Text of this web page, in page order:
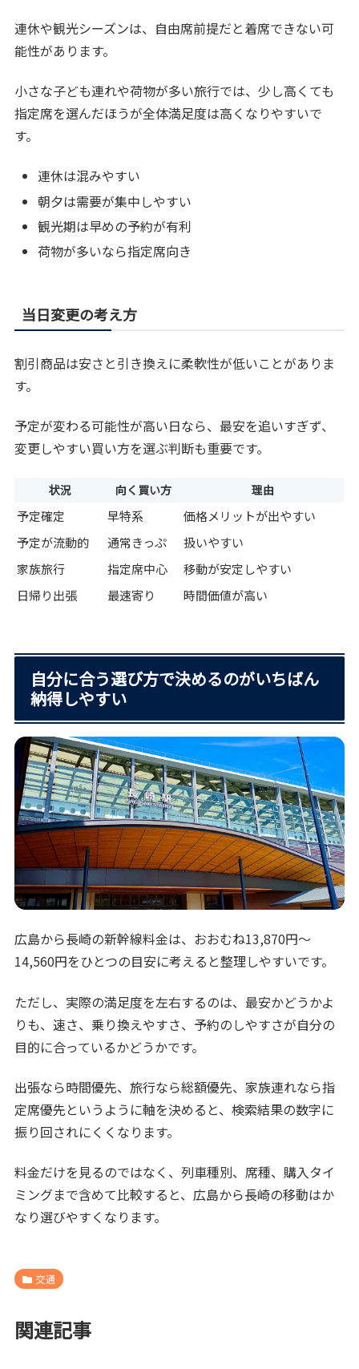
連休や観光シーズンは、自由席前提だと着席できない可
能性があります。
小さな子ども連れや荷物が多い旅行では、少し高くても
指定席を選んだほうが全体満足度は高くなりやすいで
す。
連休は混みやすい
朝夕は需要が集中しやすい
観光期は早めの予約が有利
荷物が多いなら指定席向き
当日変更の考え方
割引商品は安さと引き換えに柔軟性が低いことがありま
す。
予定が変わる可能性が高い日なら、最安を追いすぎず、
変更しやすい買い方を選ぶ判断も重要です。
状況 向く買い方 理由
予定確定 早特系
価格メリットが出やすい
予定が流動的
通常きっぷ
扱いやすい
家族旅行
指定席中心
移動が安定しやすい
日帰り出張
最速寄り 時間価値が高い
自分に合う選び方で決めるのがいちばん
納得しやすい
広島から長崎の新幹線料金は、おおむね13,870円〜
14,560円をひとつの目安に考えると整理しやすいです。
ただし、実際の満足度を左右するのは、最安かどうかよ
りも、速さ、乗り換えやすさ、予約のしやすさが自分の
目的に合っているかどうかです。
出張なら時間優先、旅行なら総額優先、家族連れなら指
定席優先というように軸を決めると、検索結果の数字に
振り回されにくくなります。
料金だけを見るのではなく、列車種別、席種、購入タイ
ミングまで含めて比較すると、広島から長崎の移動はか
なり選びやすくなります。
交通
関連記事